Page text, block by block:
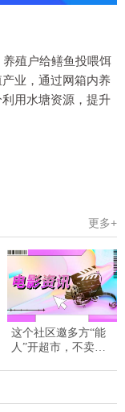
殖户给鳝鱼投喂饵
业，通过网箱内养
用水塘资源，提升
更多+
这个社区邀多方“能
人”开超市，不卖东